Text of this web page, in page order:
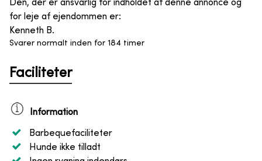
Den, der er ansvarlig for indholdet af denne annonce og
for leje af ejendommen er:
Kenneth B.
Svarer normalt inden for 184 timer
Faciliteter
Information
Barbequefaciliteter
Hunde ikke tilladt